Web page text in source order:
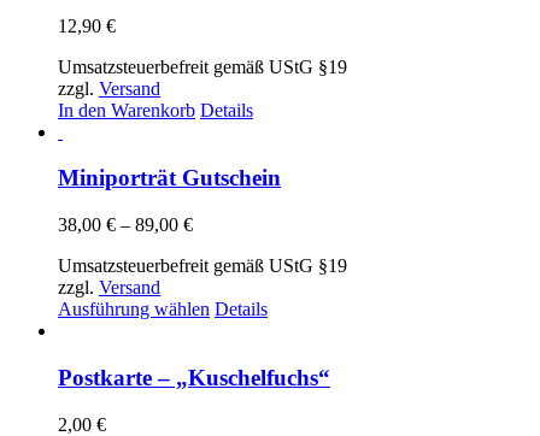
12,90 €
Umsatzsteuerbefreit gemäß UStG §19
zzgl. Versand
In den Warenkorb Details
Miniporträt Gutschein
38,00 € – 89,00 €Preisspanne:
bis
Umsatzsteuerbefreit gemäß UStG §19
zzgl. Versand
Ausführung wählen Dieses
mehrere
Varianten
Details
Postkarte – „Kuschelfuchs“
2,00 €